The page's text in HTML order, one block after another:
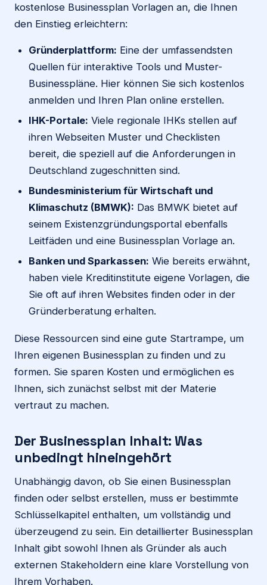
kostenlose Businessplan Vorlagen an, die Ihnen
den Einstieg erleichtern:
Gründerplattform: Eine der umfassendsten
Quellen für interaktive Tools und Muster-
Businesspläne. Hier können Sie sich kostenlos
anmelden und Ihren Plan online erstellen.
IHK-Portale: Viele regionale IHKs stellen auf
ihren Webseiten Muster und Checklisten
bereit, die speziell auf die Anforderungen in
Deutschland zugeschnitten sind.
Bundesministerium für Wirtschaft und
Klimaschutz (BMWK): Das BMWK bietet auf
seinem Existenzgründungsportal ebenfalls
Leitfäden und eine Businessplan Vorlage an.
Banken und Sparkassen: Wie bereits erwähnt,
haben viele Kreditinstitute eigene Vorlagen, die
Sie oft auf ihren Websites finden oder in der
Gründerberatung erhalten.
Diese Ressourcen sind eine gute Startrampe, um
Ihren eigenen Businessplan zu finden und zu
formen. Sie sparen Kosten und ermöglichen es
Ihnen, sich zunächst selbst mit der Materie
vertraut zu machen.
Der Businessplan Inhalt: Was
unbedingt hineingehört
Unabhängig davon, ob Sie einen Businessplan
finden oder selbst erstellen, muss er bestimmte
Schlüsselkapitel enthalten, um vollständig und
überzeugend zu sein. Ein detaillierter Businessplan
Inhalt gibt sowohl Ihnen als Gründer als auch
externen Stakeholdern eine klare Vorstellung von
Ihrem Vorhaben.